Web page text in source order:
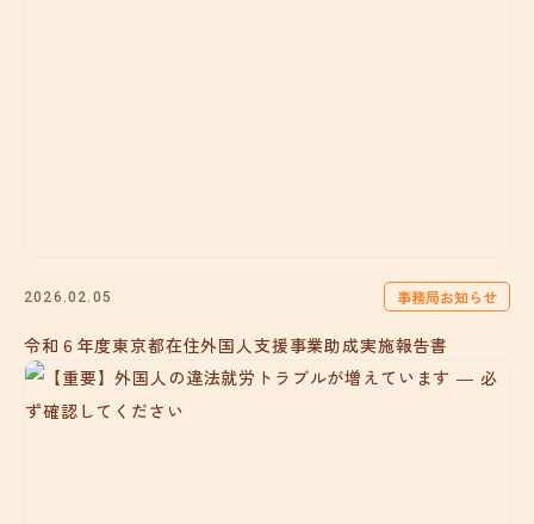
2026.02.05 事務局お知らせ
令和６年度東京都在住外国人支援事業助成実施報告書